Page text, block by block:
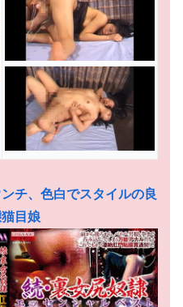
チ、色白でスタイルの良
目娘